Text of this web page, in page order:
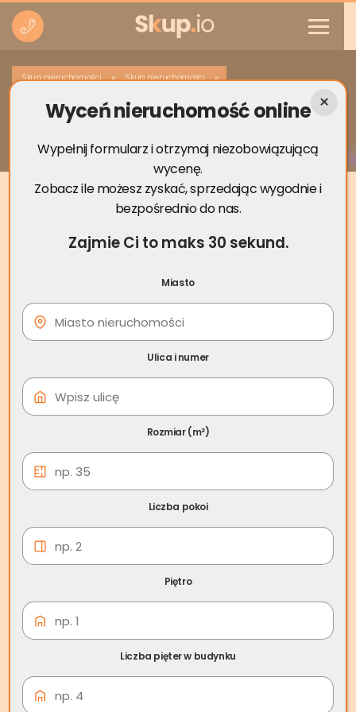
Skup nieruchomości » Skup nieruchomości »
Skup nieruchomości Zagórów
07 czeSkup nieruchomości
Zagórów
Wyceń nieruchomość online
Wypełnij formularz i otrzymaj niezobowiązującą
wycenę.
Zobacz ile możesz zyskać, sprzedając wygodnie i
bezpośrednio do nas.
Zajmie Ci to maks 30 sekund.
Miasto
Ulica i numer
Rozmiar (m²)
Liczba pokoi
Piętro
Liczba pięter w budynku